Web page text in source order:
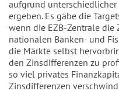
aufgrund
ergeben. Es gäbe die
wenn die EZB-Zentrale die
nationalen Banken- und
die Märkte selbst
den Zinsdifferenzen zu
so viel privates
Zinsdifferenzen